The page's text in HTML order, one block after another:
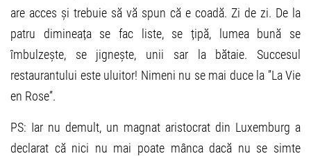
are acces și trebuie să vă spun că e coadă. Zi de zi. De la
patru dimineața se fac liste, se țipă, lumea bună se
îmbulzește, se jignește, unii sar la bătaie. Succesul
restaurantului este uluitor! Nimeni nu se mai duce la ”La Vie
en Rose”.
PS: Iar nu demult, un magnat aristocrat din Luxemburg a
declarat că nici nu mai poate mânca dacă nu se simte